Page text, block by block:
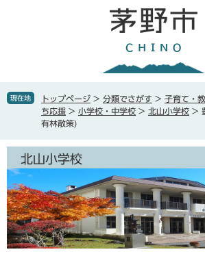
で
ば現在地 トップページ > 分類でさがす > 子育て・
ち応援 > 小学校・中学校 > 北山小学校 >
有林散策)
北山小学校